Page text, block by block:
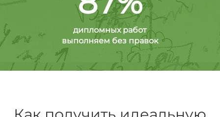
дипломных работ
выполняем без правок